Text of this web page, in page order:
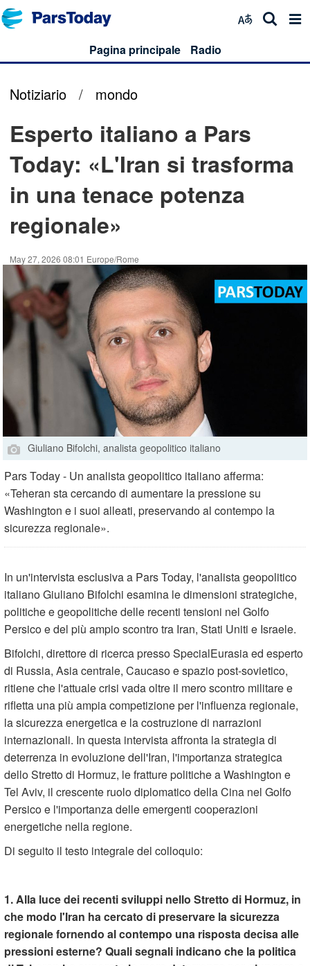
Pagina principale Radio
Notiziario / mondo
Esperto italiano a Pars
Today: «L'Iran si trasforma
in una tenace potenza
regionale»
May 27, 2026 08:01 Europe/Rome
Giuliano Bifolchi, analista geopolitico italiano
Pars Today - Un analista geopolitico italiano afferma:
«Teheran sta cercando di aumentare la pressione su
Washington e i suoi alleati, preservando al contempo la
sicurezza regionale».
In un'intervista esclusiva a Pars Today, l'analista geopolitico
italiano Giuliano Bifolchi esamina le dimensioni strategiche,
politiche e geopolitiche delle recenti tensioni nel Golfo
Persico e del più ampio scontro tra Iran, Stati Uniti e Israele.
Bifolchi, direttore di ricerca presso SpecialEurasia ed esperto
di Russia, Asia centrale, Caucaso e spazio post-sovietico,
ritiene che l'attuale crisi vada oltre il mero scontro militare e
rifletta una più ampia competizione per l'influenza regionale,
la sicurezza energetica e la costruzione di narrazioni
internazionali. In questa intervista affronta la strategia di
deterrenza in evoluzione dell'Iran, l'importanza strategica
dello Stretto di Hormuz, le fratture politiche a Washington e
Tel Aviv, il crescente ruolo diplomatico della Cina nel Golfo
Persico e l'importanza delle emergenti cooperazioni
energetiche nella regione.
Di seguito il testo integrale del colloquio:
1. Alla luce dei recenti sviluppi nello Stretto di Hormuz, in
che modo l'Iran ha cercato di preservare la sicurezza
regionale fornendo al contempo una risposta decisa alle
pressioni esterne? Quali segnali indicano che la politica